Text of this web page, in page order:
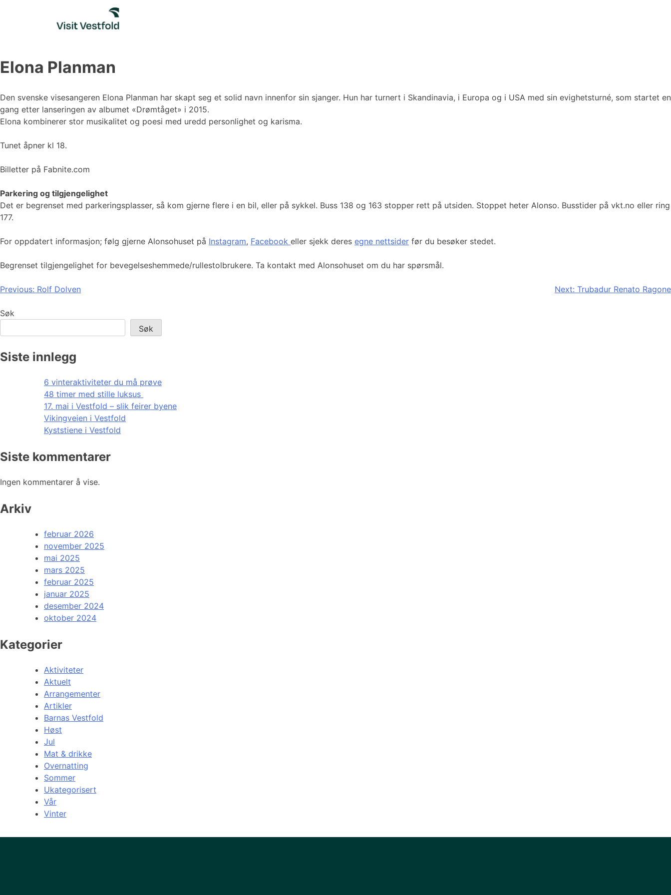
Elona Planman
Den svenske visesangeren Elona Planman har skapt seg et solid navn innenfor sin sjanger. Hun har turnert i Skandinavia, i Europa og i USA med sin evighetsturné, som startet en
gang etter lanseringen av albumet «Drømtåget» i 2015.
Elona kombinerer stor musikalitet og poesi med uredd personlighet og karisma.
Tunet åpner kl 18.
Billetter på Fabnite.com
Parkering og tilgjengelighet
Det er begrenset med parkeringsplasser, så kom gjerne flere i en bil, eller på sykkel. Buss 138 og 163 stopper rett på utsiden. Stoppet heter Alonso. Busstider på vkt.no eller ring
177.
For oppdatert informasjon; følg gjerne Alonsohuset på Instagram, Facebook eller sjekk deres egne nettsider før du besøker stedet.
Begrenset tilgjengelighet for bevegelseshemmede/rullestolbrukere. Ta kontakt med Alonsohuset om du har spørsmål.
Innleggsnavigasjon
Previous: Rolf Dolven Next: Trubadur Renato Ragone
Søk
Søk
Siste innlegg
6 vinteraktiviteter du må prøve
48 timer med stille luksus
17. mai i Vestfold – slik feirer byene
Vikingveien i Vestfold
Kyststiene i Vestfold
Siste kommentarer
Ingen kommentarer å vise.
Arkiv
februar 2026
november 2025
mai 2025
mars 2025
februar 2025
januar 2025
desember 2024
oktober 2024
Kategorier
Aktiviteter
Aktuelt
Arrangementer
Artikler
Barnas Vestfold
Høst
Jul
Mat & drikke
Overnatting
Sommer
Ukategorisert
Vår
Vinter